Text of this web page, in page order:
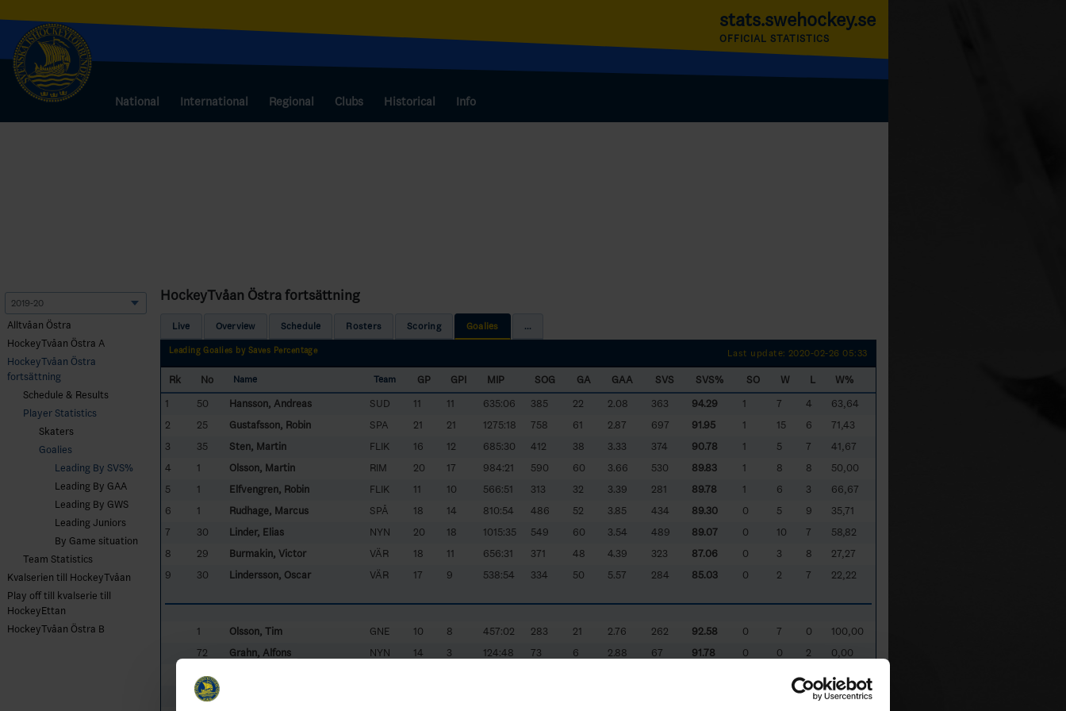
National International Regional Clubs Historical Info
stats.swehockey.se
OFFICIAL STATISTICS
Alltvåan Östra
HockeyTvåan Östra A
HockeyTvåan Östra
fortsättning
Schedule & Results
Player Statistics
Skaters
Goalies
Leading By SVS%
Leading By GAA
Leading By GWS
Leading Juniors
By Game situation
Team Statistics
Kvalserien till HockeyTvåan
Play off till kvalserie till
HockeyEttan
HockeyTvåan Östra B
HockeyTvåan Östra fortsättning
Live Overview Schedule Rosters Scoring Goalies ...
Leading Goalies by Saves Percentage Last update: 2020-02-26 05:33
Rk No Name Team GP GPI MIP SOG GA GAA SVS SVS% SO W L
W%
1
50 Hansson, Andreas SUD 11 11 635:06 385 22 2.08 363 94.29 1 7 4
63,64
2
25 Gustafsson, Robin SPA 21 21 1275:18 758 61 2.87 697 91.95 1 15 6
71,43
3
35 Sten, Martin FLIK 16 12 685:30 412 38 3.33 374 90.78 1 5 7
41,67
4
1 Olsson, Martin RIM 20 17 984:21 590 60 3.66 530 89.83 1 8 8
50,00
5
1 Elfvengren, Robin FLIK 11 10 566:51 313 32 3.39 281 89.78 1 6 3
66,67
6
1 Rudhage, Marcus SPÅ 18 14 810:54 486 52 3.85 434 89.30 0 5 9
35,71
7
30 Linder, Elias NYN 20 18 1015:35 549 60 3.54 489 89.07 0 10 7
58,82
8
29 Burmakin, Victor VÄR 18 11 656:31 371 48 4.39 323 87.06 0 3 8
27,27
9
30 Lindersson, Oscar VÄR 17 9 538:54 334 50 5.57 284 85.03 0 2 7 22,22
1 Olsson, Tim GNE 10 8 457:02 283 21 2.76 262 92.58 0 7 0
100,00
72
Grahn, Alfons NYN 14 3 124:48 73 6 2.88 67 91.78 0 0 2
0,00
41
25
2
60,00